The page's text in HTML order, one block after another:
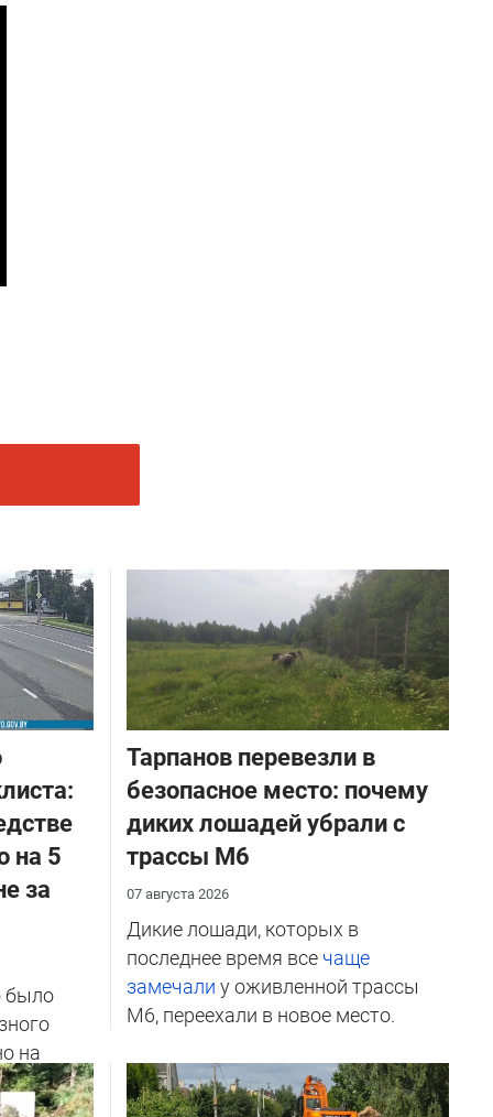
на 5
за
было
на
Тарпанов перевезли в
безопасное место: почему
диких лошадей убрали с
трассы М6
07 августа 2026
Дикие лошади, которых в
последнее время все чаще
замечали у оживленной трассы
М6, переехали в новое место.